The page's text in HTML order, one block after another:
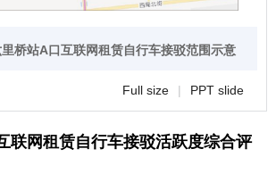
桥站A口互联网租赁自行车接驳范围示意
Full size | PPT slide
联网租赁自行车接驳活跃度综合评